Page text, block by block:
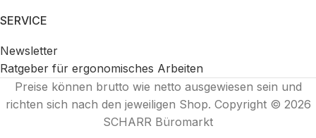
SERVICE
Newsletter
Ratgeber für ergonomisches Arbeiten
Preise können brutto wie netto ausgewiesen sein und
richten sich nach den jeweiligen Shop. Copyright © 2026
SCHARR Büromarkt